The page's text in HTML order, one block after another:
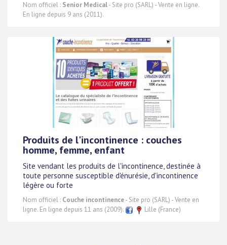
Nom officiel : Senior Medical- Site pro (SARL) - Vente en ligne.
En ligne depuis 9 ans (2011).
Produits de l'incontinence : couches
homme, femme, enfant
Site vendant les produits de l'incontinence, destinée à
toute personne susceptible d'énurésie, d'incontinence
légère ou forte
Nom officiel : Couche incontinence- Site pro (SARL) - Vente en
ligne. En ligne depuis 11 ans (2009).
Lille (France)